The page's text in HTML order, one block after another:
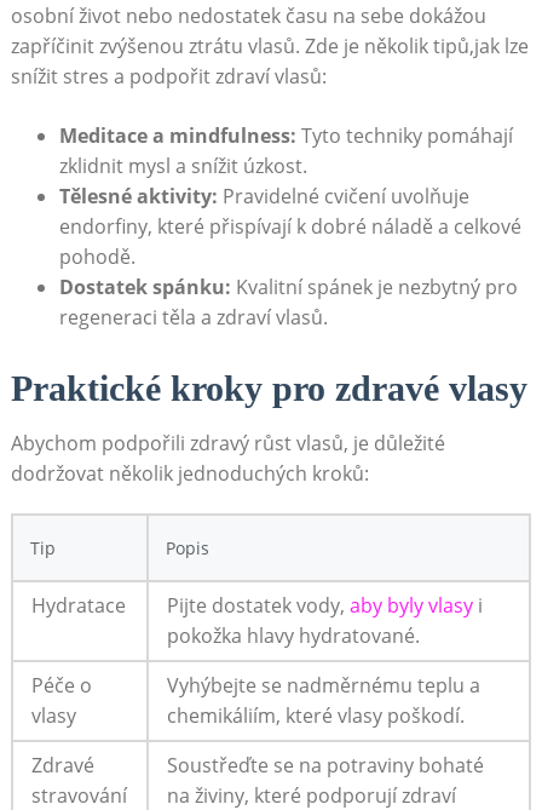
osobní život nebo nedostatek času na sebe dokážou
zapříčinit zvýšenou ztrátu vlasů. Zde je několik tipů,jak lze
snížit stres a podpořit zdraví‍ vlasů:
Meditace a mindfulness: Tyto techniky‌ pomáhají
zklidnit mysl a snížit ⁣úzkost.
Tělesné aktivity: Pravidelné cvičení uvolňuje
endorfiny, které přispívají k dobré náladě a celkové
pohodě.
Dostatek‍ spánku: Kvalitní spánek je nezbytný pro‌
regeneraci​ těla a‍ zdraví vlasů.
Praktické kroky pro zdravé vlasy
Abychom podpořili zdravý růst vlasů, je ⁢důležité
dodržovat několik jednoduchých kroků:
Tip Popis
Hydratace Pijte⁤ dostatek vody, aby byly vlasyi
pokožka hlavy⁢ hydratované.
Péče o
vlasy
Vyhýbejte se nadměrnému teplu a
chemikáliím, které vlasy ⁣poškodí.
Zdravé
stravování
Soustřeďte se na potraviny bohaté
na‌ živiny, které podporují zdraví